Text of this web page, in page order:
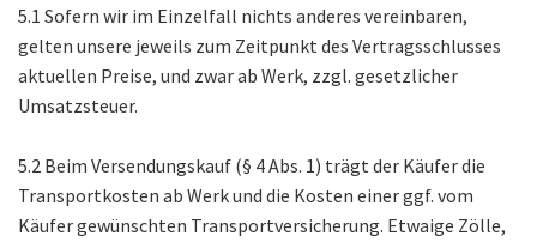
5.1 Sofern wir im Einzelfall nichts anderes vereinbaren,
gelten unsere jeweils zum Zeitpunkt des Vertragsschlusses
aktuellen Preise, und zwar ab Werk, zzgl. gesetzlicher
Umsatzsteuer.
5.2 Beim Versendungskauf (§ 4 Abs. 1) trägt der Käufer die
Transportkosten ab Werk und die Kosten einer ggf. vom
Käufer gewünschten Transportversicherung. Etwaige Zölle,